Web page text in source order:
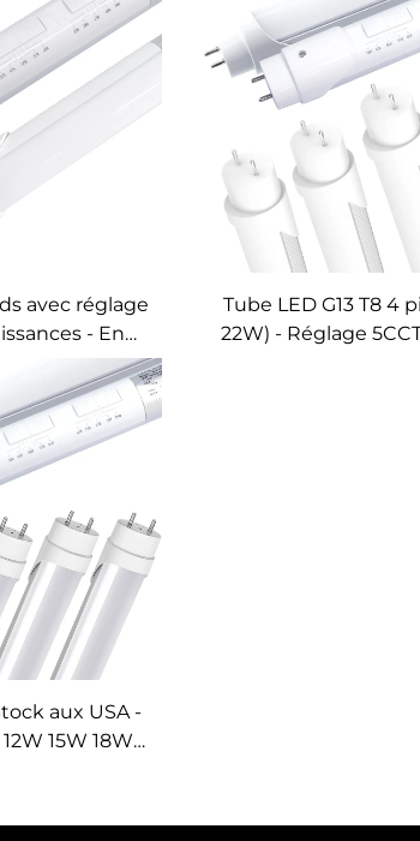
avec réglage
- En
Unis |
T8 pour
espaces
Tube LED G13 T8 4
22W) - Réglage
aux USA -
15W 18W